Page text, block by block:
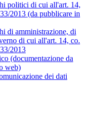
politici di cui all'art. 14,
2013 (da pubblicare in
di amministrazione, di
di cui all'art. 14, co.
2013
(documentazione da
web)
dei dati